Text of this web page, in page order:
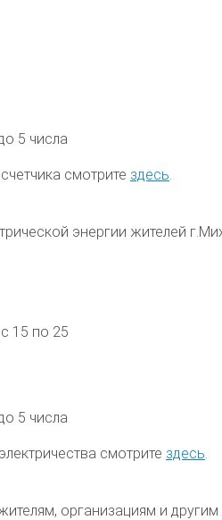
5 числа
смотрите здесь
энергии жителей г.
15 по 25
5 числа
смотрите здесь
организациям и